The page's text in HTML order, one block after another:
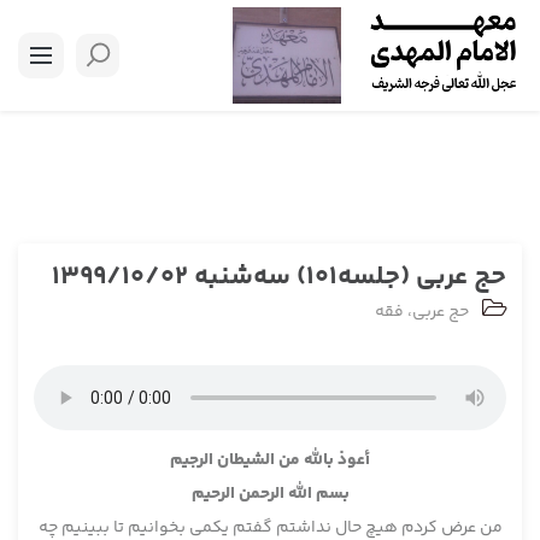
حج عربی (جلسه101) سه‌شنبه 1399/10/02
حج عربی، فقه
أعوذ بالله من الشيطان الرجيم
بسم الله الرحمن الرحيم
من عرض کردم هیچ حال نداشتم گفتم یکمی بخوانیم تا ببینیم چه